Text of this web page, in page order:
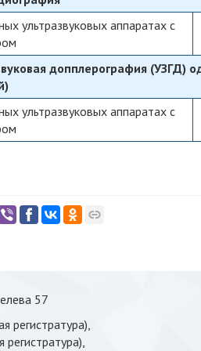
ультразвуковых аппаратах с
допплерография (УЗГД)
ультразвуковых аппаратах с
57
регистратура),
регистратура),